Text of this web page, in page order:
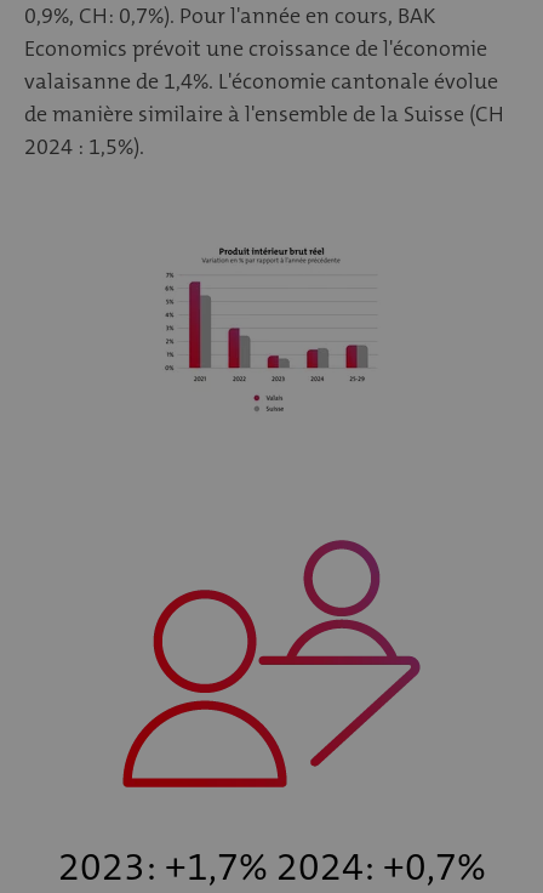
0,9%, CH: 0,7%). Pour l'année en cours, BAK
Economics prévoit une croissance de l'économie
valaisanne de 1,4%. L'économie cantonale évolue
de manière similaire à l'ensemble de la Suisse (CH
2024 : 1,5%).
2023: +1,7% 2024: +0,7%